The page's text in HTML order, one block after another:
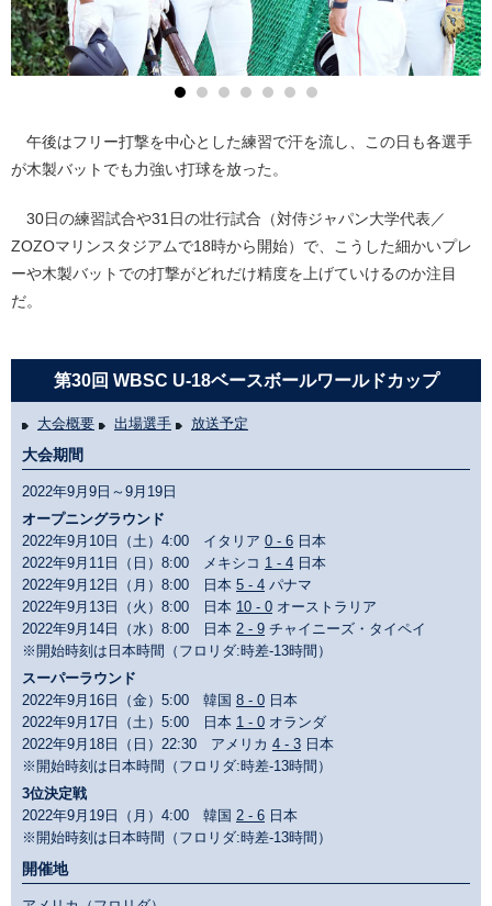
午後はフリー打撃を中心とした練習で汗を流し、この日も各選手
が木製バットでも力強い打球を放った。
30日の練習試合や31日の壮行試合（対侍ジャパン大学代表／
ZOZOマリンスタジアムで18時から開始）で、こうした細かいプレ
ーや木製バットでの打撃がどれだけ精度を上げていけるのか注目
だ。
第30回 WBSC U-18ベースボールワールドカップ
大会概要 出場選手 放送予定
大会期間
2022年9月9日～9月19日
オープニングラウンド
2022年9月10日（土）4:00 イタリア 0 - 6 日本
2022年9月11日（日）8:00 メキシコ 1 - 4 日本
2022年9月12日（月）8:00 日本 5 - 4 パナマ
2022年9月13日（火）8:00 日本 10 - 0 オーストラリア
2022年9月14日（水）8:00 日本 2 - 9 チャイニーズ・タイペイ
※開始時刻は日本時間（フロリダ:時差-13時間）
スーパーラウンド
2022年9月16日（金）5:00 韓国 8 - 0 日本
2022年9月17日（土）5:00 日本 1 - 0 オランダ
2022年9月18日（日）22:30 アメリカ 4 - 3 日本
※開始時刻は日本時間（フロリダ:時差-13時間）
3位決定戦
2022年9月19日（月）4:00 韓国 2 - 6 日本
※開始時刻は日本時間（フロリダ:時差-13時間）
開催地